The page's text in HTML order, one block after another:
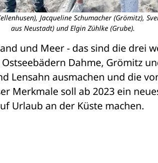
Jacqueline Schumacher (Grömitz),
aus Neustadt) und Elgin Zühlke (Grube).
und Meer - das sind die drei
Dahme, Grömitz
Lensahn ausmachen und die
Merkmale soll ab 2023 ein
Urlaub an der Küste machen.